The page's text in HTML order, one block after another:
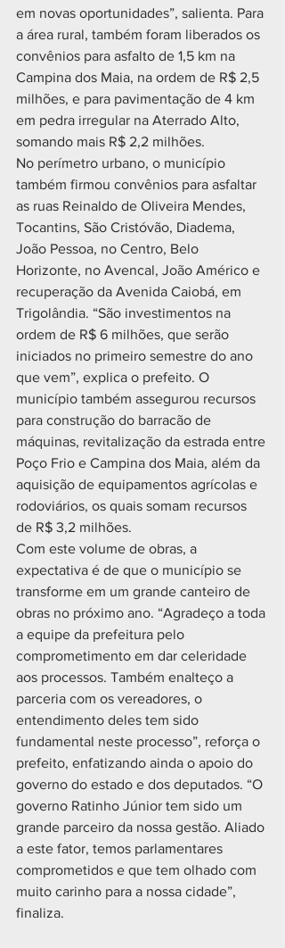
em novas oportunidades”, salienta. Para
a área rural, também foram liberados os
convênios para asfalto de 1,5 km na
Campina dos Maia, na ordem de R$ 2,5
milhões, e para pavimentação de 4 km
em pedra irregular na Aterrado Alto,
somando mais R$ 2,2 milhões.
No perímetro urbano, o município
também firmou convênios para asfaltar
as ruas Reinaldo de Oliveira Mendes,
Tocantins, São Cristóvão, Diadema,
João Pessoa, no Centro, Belo
Horizonte, no Avencal, João Américo e
recuperação da Avenida Caiobá, em
Trigolândia. “São investimentos na
ordem de R$ 6 milhões, que serão
iniciados no primeiro semestre do ano
que vem”, explica o prefeito. O
município também assegurou recursos
para construção do barracão de
máquinas, revitalização da estrada entre
Poço Frio e Campina dos Maia, além da
aquisição de equipamentos agrícolas e
rodoviários, os quais somam recursos
de R$ 3,2 milhões.
Com este volume de obras, a
expectativa é de que o município se
transforme em um grande canteiro de
obras no próximo ano. “Agradeço a toda
a equipe da prefeitura pelo
comprometimento em dar celeridade
aos processos. Também enalteço a
parceria com os vereadores, o
entendimento deles tem sido
fundamental neste processo”, reforça o
prefeito, enfatizando ainda o apoio do
governo do estado e dos deputados. “O
governo Ratinho Júnior tem sido um
grande parceiro da nossa gestão. Aliado
a este fator, temos parlamentares
comprometidos e que tem olhado com
muito carinho para a nossa cidade”,
finaliza.